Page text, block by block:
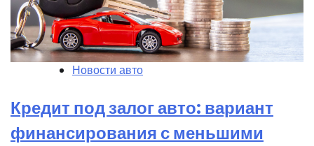
Новости авто
Кредит под залог авто: вариант
финансирования с меньшими